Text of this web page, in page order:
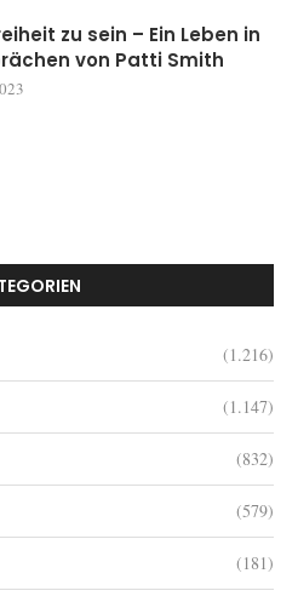
zu sein – Ein Leben in
von Patti Smith
(1.216)
(1.147)
(832)
(579)
(181)